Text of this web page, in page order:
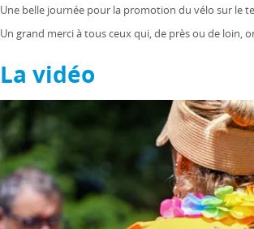
Une belle journée pour la promotion du vélo sur le
Un grand merci à tous ceux qui, de près ou de loin,
La vidéo